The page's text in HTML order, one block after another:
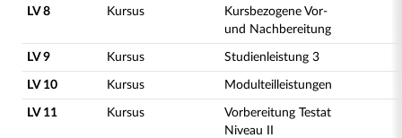
LV 8 Kursus
Kursbezogene Vor-
und Nachbereitung
LV 9 Kursus Studienleistung 3
LV 10 Kursus Modulteilleistungen
LV 11 Kursus
Vorbereitung Testat
Niveau II